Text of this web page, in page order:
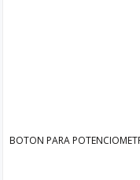
BOTON PARA